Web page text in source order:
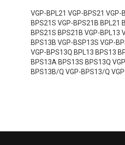
VGP-BPL21 VGP-BPS21 VGP-
BPS21S VGP-BPS21B BPL21
BPS21S BPS21B VGP-BPL13
BPS13B VGP-BSP13S VGP-
VGP-BPS13Q BPL13 BPS13
BPS13A BPS13S BPS13Q
BPS13B/Q VGP-BPS13/Q